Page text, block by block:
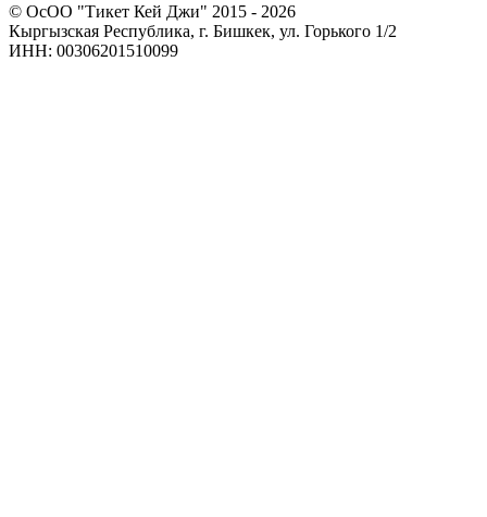
© ОсОО "Тикет Кей Джи" 2015 - 2026
Кыргызская Республика, г. Бишкек, ул. Горького 1/2
ИНН: 00306201510099